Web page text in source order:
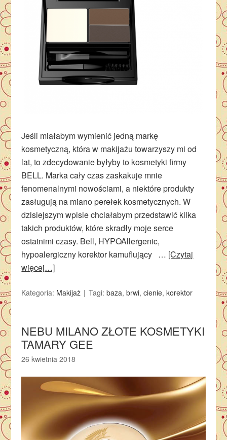
Jeśli miałabym wymienić jedną markę
kosmetyczną, która w makijażu towarzyszy mi od
lat, to zdecydowanie byłyby to kosmetyki firmy
BELL. Marka cały czas zaskakuje mnie
fenomenalnymi nowościami, a niektóre produkty
zasługują na miano perełek kosmetycznych. W
dzisiejszym wpisie chciałabym przedstawić kilka
takich produktów, które skradły moje serce
ostatnimi czasy. Bell, HYPOAllergenic,
hypoalergiczny korektor kamuflujący … [Czytaj
więcej…]
Kategoria: Makijaż Tagi:baza,brwi,cienie,korektor
NEBU MILANO ZŁOTE KOSMETYKI
TAMARY GEE
26 kwietnia 2018